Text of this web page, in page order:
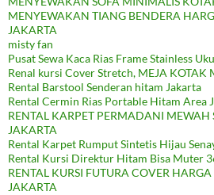
MENYEWAKAN TIANG BENDERA
JAKARTA
misty fan
Pusat Sewa Kaca Rias Frame Stainless
Renal kursi Cover Stretch, MEJA KOTAK
Rental Barstool Senderan hitam Jakarta
Rental Cermin Rias Portable Hitam Area
RENTAL KARPET PERMADANI MEWAH
JAKARTA
Rental Karpet Rumput Sintetis Hijau
Rental Kursi Direktur Hitam Bisa Muter
RENTAL KURSI FUTURA COVER
JAKARTA